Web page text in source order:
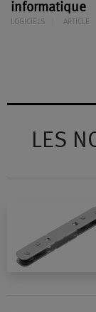
informatique
LOGICIELS ARTICLE
LES